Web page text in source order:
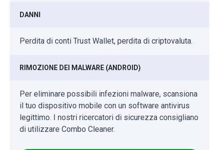
DANNI
Perdita di conti Trust Wallet, perdita di criptovaluta.
RIMOZIONE DEI MALWARE (ANDROID)
Per eliminare possibili infezioni malware, scansiona
il tuo dispositivo mobile con un software antivirus
legittimo. I nostri ricercatori di sicurezza consigliano
di utilizzare Combo Cleaner.